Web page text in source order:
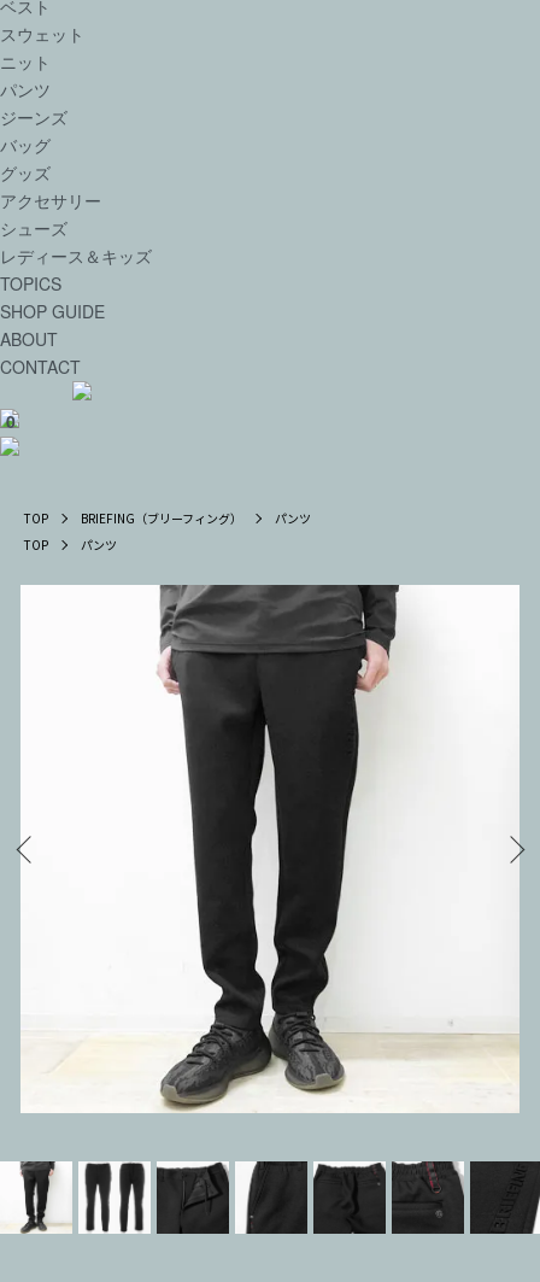
ベスト
スウェット
ニット
パンツ
ジーンズ
バッグ
グッズ
アクセサリー
シューズ
レディース＆キッズ
TOPICS
SHOP GUIDE
ABOUT
CONTACT
0
TOP BRIEFING（ブリーフィング）
パンツ
TOP
パンツ